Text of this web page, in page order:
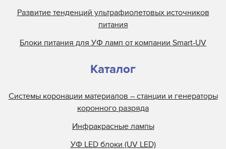
Развитие тенденций ультрафиолетовых источников
питания
Блоки питания для УФ ламп от компании Smart-UV
Каталог
Системы коронации материалов – станции и генераторы
коронного разряда
Инфракрасные лампы
УФ LED блоки (UV LED)